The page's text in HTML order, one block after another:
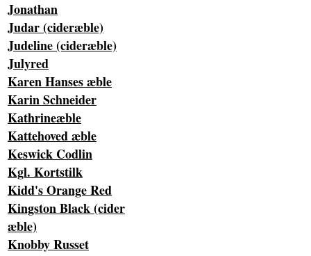
Jonathan
Judar (cideræble)
Judeline (cideræble)
Julyred
Karen Hanses æble
Karin Schneider
Kathrineæble
Kattehoved æble
Keswick Codlin
Kgl. Kortstilk
Kidd's Orange Red
Kingston Black (cider
æble)
Knobby Russet